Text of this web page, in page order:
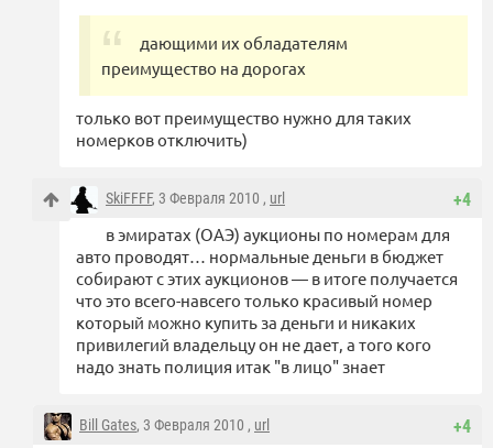
дающими их обладателям
преимущество на дорогах
только вот преимущество нужно для таких
номерков отключить)
+4
SkiFFFF, 3 Февраля 2010 , url
в эмиратах (ОАЭ) аукционы по номерам для
авто проводят… нормальные деньги в бюджет
собирают с этих аукционов — в итоге получается
что это всего-навсего только красивый номер
который можно купить за деньги и никаких
привилегий владельцу он не дает, а того кого
надо знать полиция итак "в лицо" знает
+4
Bill Gates, 3 Февраля 2010 , url